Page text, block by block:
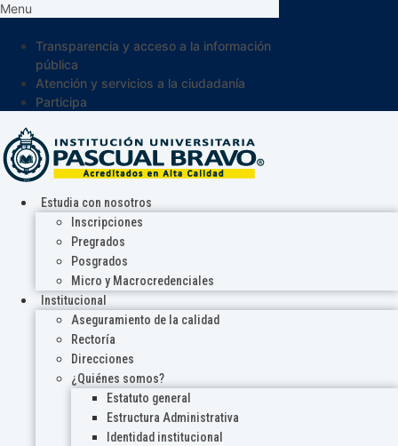
Menu
Transparencia y acceso a la información
pública
Atención y servicios a la ciudadanía
Participa
Estudia con nosotros
Inscripciones
Pregrados
Posgrados
Micro y Macrocredenciales
Institucional
Aseguramiento de la calidad
Rectoría
Direcciones
¿Quiénes somos?
Estatuto general
Estructura Administrativa
Identidad institucional